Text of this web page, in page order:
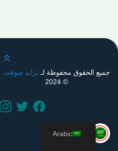
قم
جميع الحقوق محفوظة لـترايد سوفت
© 2024
Arabic